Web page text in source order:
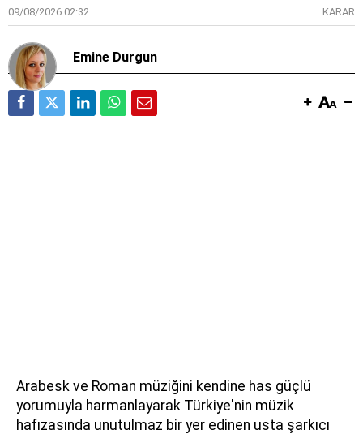
09/08/2026 02:32 KARAR
Emine Durgun
Arabesk ve Roman müziğini kendine has güçlü
yorumuyla harmanlayarak Türkiye'nin müzik
hafızasında unutulmaz bir yer edinen usta şarkıcı